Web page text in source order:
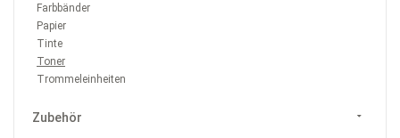
Farbbänder
Papier
Tinte
Toner
Trommeleinheiten
Zubehör